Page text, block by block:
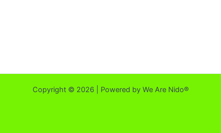
Copyright © 2026 | Powered by We Are Nido®